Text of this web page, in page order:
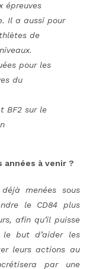
épreuves
Il a aussi pour
de
pour les
du
BF2 sur le
à venir ?
menées sous
le CD84 plus
afin qu’il puisse
but d’aider les
leurs actions au
par une